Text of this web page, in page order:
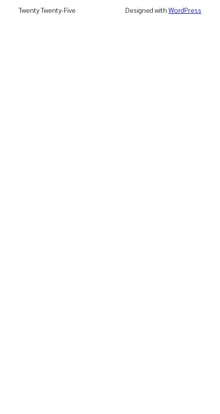
Twenty Twenty-Five Designed with WordPress